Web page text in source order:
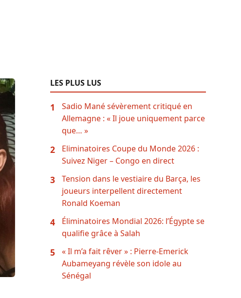
LES PLUS LUS
1
Sadio Mané sévèrement critiqué en
Allemagne : « Il joue uniquement parce
que… »
2
Eliminatoires Coupe du Monde 2026 :
Suivez Niger – Congo en direct
3
Tension dans le vestiaire du Barça, les
joueurs interpellent directement
Ronald Koeman
4
Éliminatoires Mondial 2026: l’Égypte se
qualifie grâce à Salah
5
« Il m’a fait rêver » : Pierre-Emerick
Aubameyang révèle son idole au
Sénégal